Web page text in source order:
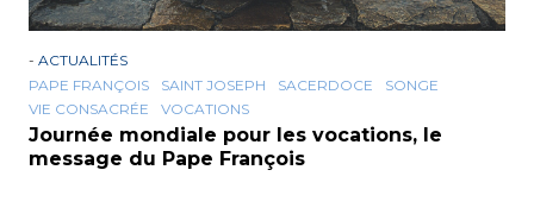
- ACTUALITÉS
PAPE FRANÇOIS
SAINT JOSEPH SACERDOCE
SONGE
VIE CONSACRÉE
VOCATIONS
Journée mondiale pour les vocations, le
message du Pape François